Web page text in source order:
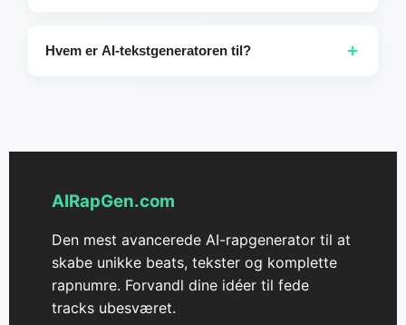
Du er velkommen til at udforske og skabe på dit
præcist og bruge enkelt, letforståeligt sprog, som AI'en
Hvem er AI-tekstgeneratoren til? +
AIRapGen.com
Den mest avancerede AI-rapgenerator til at
skabe unikke beats, tekster og komplette
rapnumre. Forvandl dine idéer til fede
tracks ubesværet.